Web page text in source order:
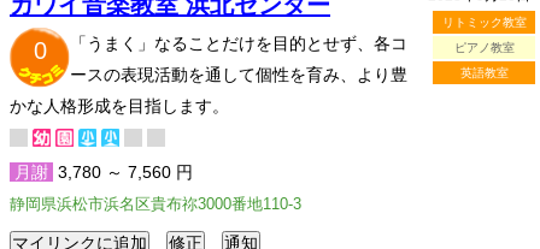
リトミック教室
ピアノ教室
英語教室
0
「うまく」なることだけを目的とせず、各コ
ースの表現活動を通して個性を育み、より豊
かな人格形成を目指します。
月謝 3,780 ～ 7,560 円
静岡県浜松市浜名区貴布祢3000番地110-3